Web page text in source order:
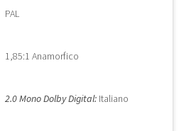
PAL
1,85:1 Anamorfico
2.0 Mono Dolby Digital: Italiano